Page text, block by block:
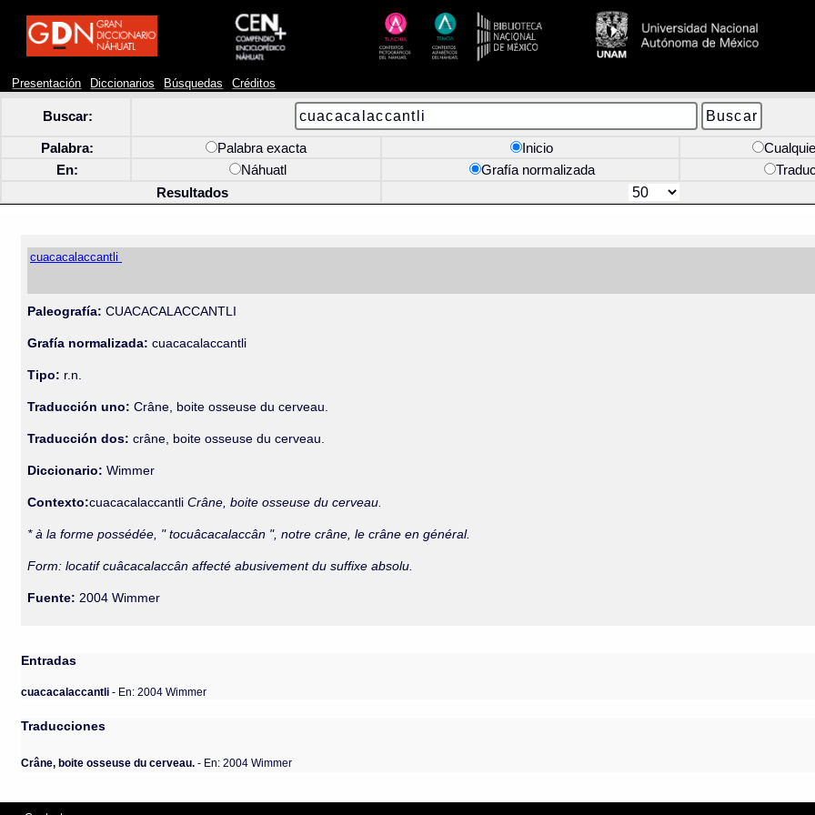
Presentación Diccionarios Búsquedas Créditos
Buscar:
Palabra: Palabra exacta Inicio
En:
Náhuatl Grafía normalizada
Resultados
cuacacalaccantli
Paleografía: CUACACALACCANTLI
Grafía normalizada: cuacacalaccantli
Tipo: r.n.
Traducción uno: Crâne, boite osseuse du cerveau.
Traducción dos: crâne, boite osseuse du cerveau.
Diccionario:Wimmer
Contexto:cuacacalaccantliCrâne, boite osseuse du cerveau.
* à la forme possédée, " tocuâcacalaccân ", notre crâne, le crâne en général.
Form: locatif cuâcacalaccân affecté abusivement du suffixe absolu.
Fuente: 2004 Wimmer
Entradas
cuacacalaccantli- En: 2004 Wimmer
Traducciones
Crâne, boite osseuse du cerveau. - En: 2004 Wimmer